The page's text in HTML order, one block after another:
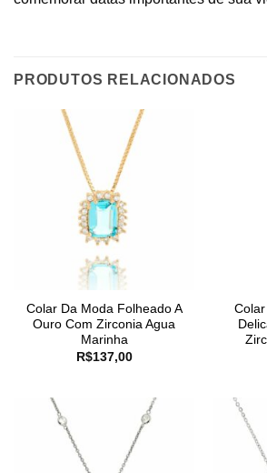
PRODUTOS RELACIONADOS
Colar Da Moda Folheado A
Ouro Com Zirconia Agua
Marinha
R$137,00